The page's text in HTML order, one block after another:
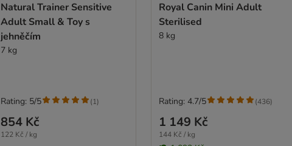
Natural Trainer Sensitive
Adult Small & Toy s
jehněčím
7 kg
854 Kč
122 Kč / kg
Rating: 5/5 (1)
Royal Canin Mini Adult
Sterilised
8 kg
1 149 Kč
144 Kč / kg
Rating: 4.7/5 (436)